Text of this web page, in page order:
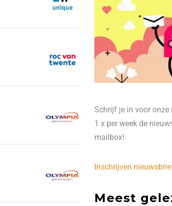
Schrijf je in voor
1 x per week de
mailbox!
Inschrijven
Meest